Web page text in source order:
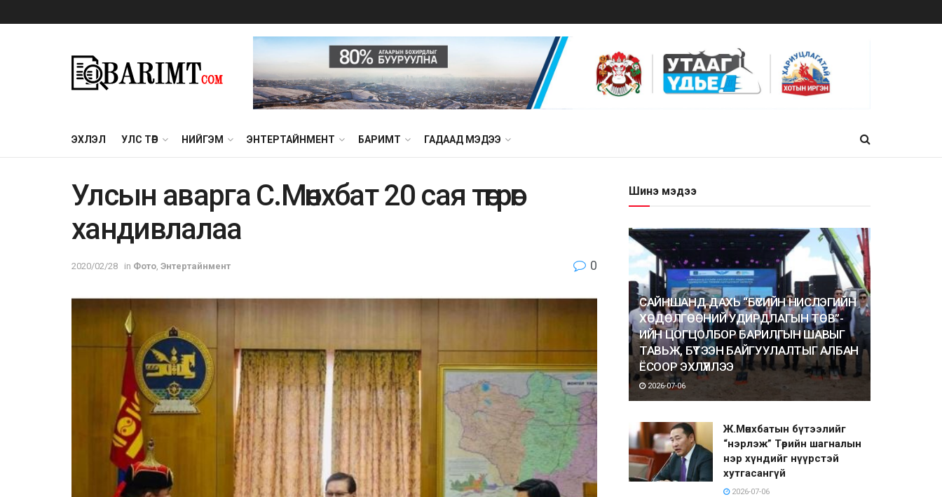
ЭХЛЭЛ УЛС ТӨР НИЙГЭМ ЭНТЕРТАЙНМЕНТ БАРИМТ ГАДААД МЭДЭЭ
Улсын aвaргa C.Mөнxбaт 20 сая төгрөг
xaндивлaлaa
2020/02/28 in Фото Энтертайнмент 0
Шинэ мэдээ
САЙНШАНД ДАХЬ “БҮСИЙН НИСЛЭГИЙН
ХӨДӨЛГӨӨНИЙ УДИРДЛАГЫН ТӨВ”-
ИЙН ЦОГЦОЛБОР БАРИЛГЫН ШАВЫГ
ТАВЬЖ, БҮТЭЭН БАЙГУУЛАЛТЫГ АЛБАН
ЁСООР ЭХЛҮҮЛЛЭЭ
2026-07-06
Ж.Мөнхбатын бүтээлийг
“нэрлэж” Төрийн шагналын
нэр хүндийг нүүрстэй
хутгасангүй
2026-07-06